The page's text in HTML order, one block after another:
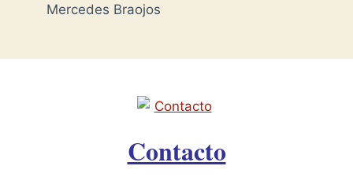
Mercedes Braojos
Contacto